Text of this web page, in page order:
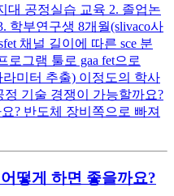
대 공정실습 교육 2. 졸업논
학부연구생 8개월(slivaco사
채널 길이에 따른 sce 분
로그램 툴로 gaa fet으로
라미터 추출) 이정도의 학사
기술 경쟁이 가능할까요?
? 반도체 장비쪽으로 빠져
떻게 하면 좋을까요?